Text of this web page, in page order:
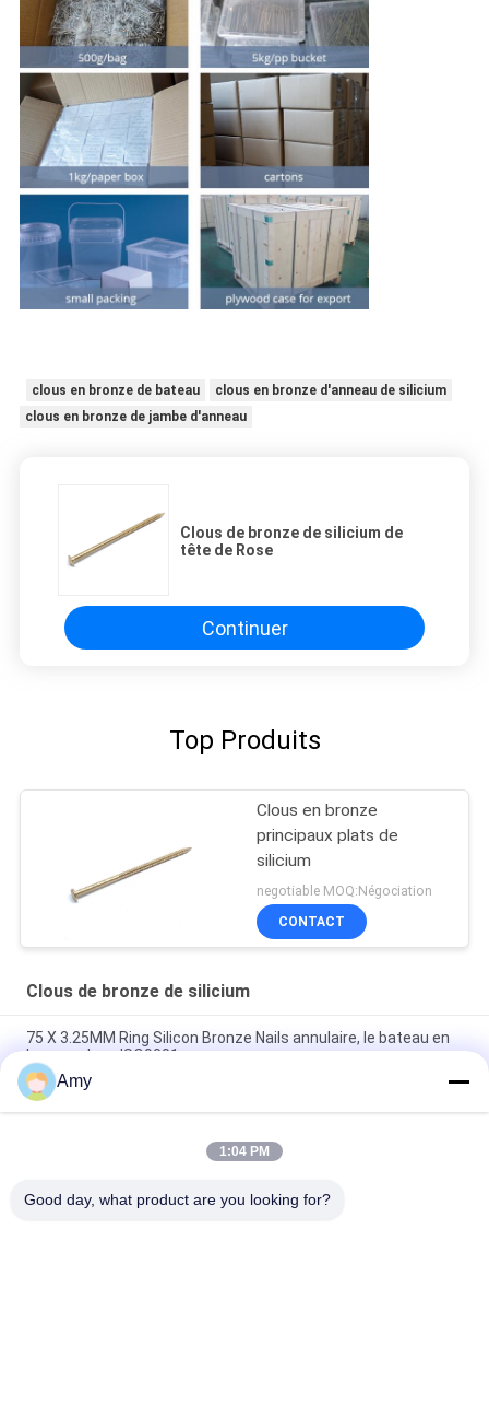
clous en bronze de bateau
clous en bronze d'anneau de silicium
clous en bronze de jambe d'anneau
Clous de bronze de silicium de
tête de Rose
Continuer
Top Produits
Clous en bronze
principaux plats de
silicium
negotiable MOQ:Négociation
CONTACT
Clous de bronze de silicium
75 X 3.25MM Ring Silicon Bronze Nails annulaire, le bateau en
bronze cloue ISO9001
Rose Head/clous en bronze principaux plats de silicium pour le
projet en bois 50 X 2.8MM
50MM x 2,65 clous en bronze annulaires de silicium de
Amy
1:04 PM
Good day, what product are you looking for?